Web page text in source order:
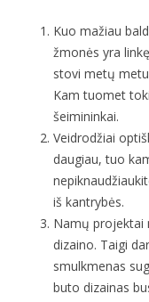
Kuo mažiau
žmonės yra
stovi metų
Kam tuomet
šeimininkai.
Veidrodžiai
daugiau, tuo
iš kantrybės.
Namų projektai
dizaino. Taigi
smulkmenas
buto dizainas